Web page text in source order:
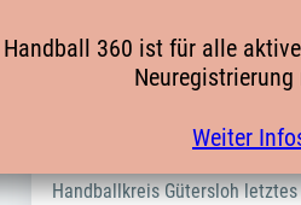
Liebe Handballerinnen und
Handballkreis Gütersloh
360 ist für alle
Weiter